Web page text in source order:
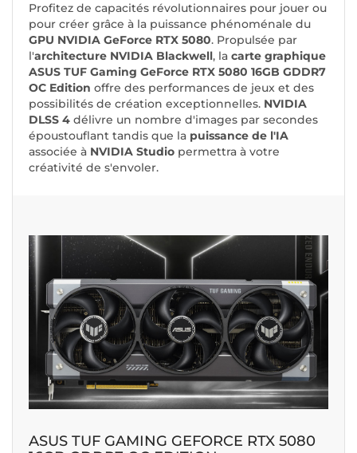
Profitez de capacités révolutionnaires pour jouer ou
pour créer grâce à la puissance phénoménale du
GPU NVIDIA GeForce RTX 5080. Propulsée par
l'architecture NVIDIA Blackwell, la carte graphique
ASUS TUF Gaming GeForce RTX 5080 16GB GDDR7
OC Edition offre des performances de jeux et des
possibilités de création exceptionnelles. NVIDIA
DLSS 4 délivre un nombre d'images par secondes
époustouflant tandis que la puissance de l'IA
associée à NVIDIA Studio permettra à votre
créativité de s'envoler.
ASUS TUF GAMING GEFORCE RTX 5080